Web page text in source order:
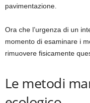
pavimentazione.
Ora che l’urgenza di un
momento di esaminare i
rimuovere fisicamente
Le metodi